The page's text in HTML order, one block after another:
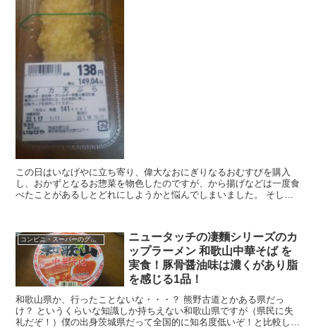
この日はいなげやに立ち寄り、偉大なおにぎりなるおむすびを購入
し、おかずとなるお惣菜を物色したのですが、から揚げなどは一度食
べたことがあるしとどれにしようかと悩んでしまいました。 そして
コンビニ・スーパーのグルメ
ニュータッチの凄麵シリーズのカ
ップラーメン 和歌山中華そば を
実食！豚骨醤油味は濃くがあり脂
を感じる1品！
和歌山県か、行ったことないな・・・？ 熊野古道とかある県だっ
け？ というくらいな知識しか持ちえない和歌山県ですが（県民に失
礼だぞ！）僕の出身茨城県だって全国的に知名度低いぞ！と比較しな